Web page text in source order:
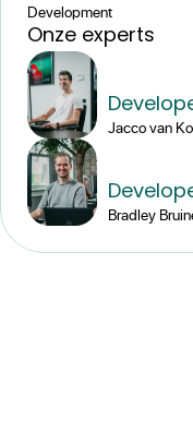
Development
Onze experts
Jacco van
Bradley